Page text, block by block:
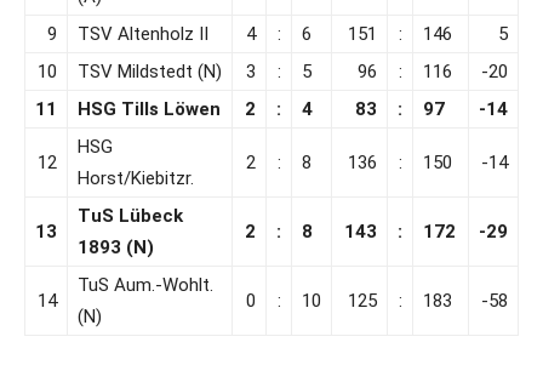
9 TSV Altenholz II 4 : 6 151 : 146
5
10
TSV Mildstedt (N) 3 : 5 96 : 116
-20
11
HSG Tills Löwen 2 : 4 83 : 97 -14
12
HSG
Horst/Kiebitzr.
2 : 8 136 : 150 -14
13
TuS Lübeck
1893 (N)
2 : 8 143 : 172 -29
14
TuS Aum.-Wohlt.
(N)
0 : 10 125 : 183 -58